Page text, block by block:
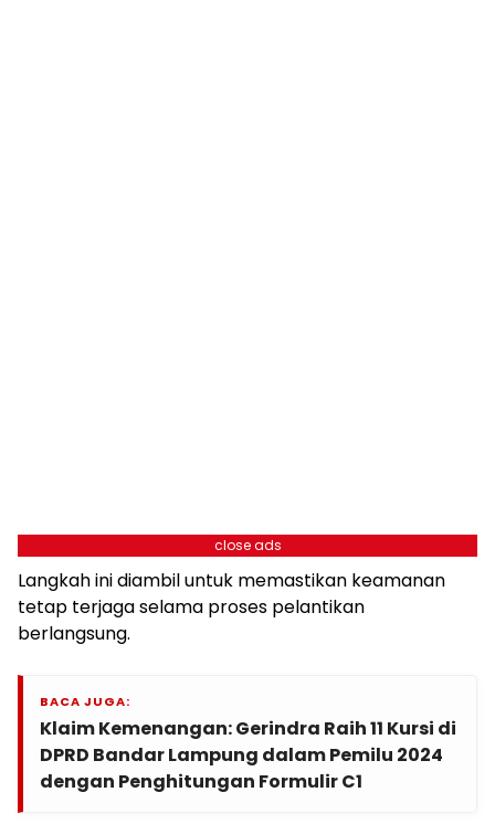
close ads
Langkah ini diambil untuk memastikan keamanan
tetap terjaga selama proses pelantikan
berlangsung.
BACA JUGA:
Klaim Kemenangan: Gerindra Raih 11 Kursi di
DPRD Bandar Lampung dalam Pemilu 2024
dengan Penghitungan Formulir C1